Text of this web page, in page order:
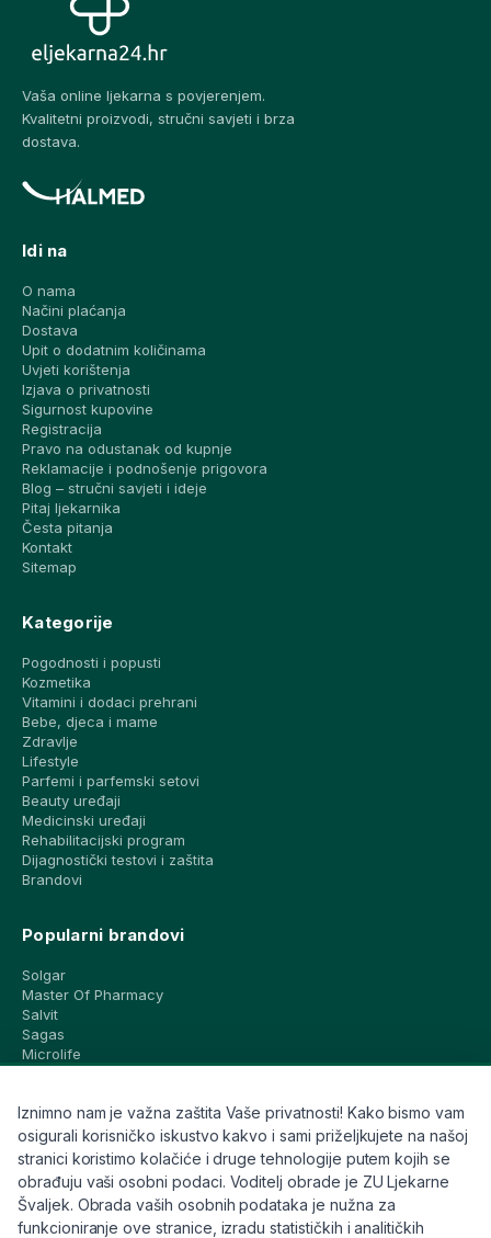
Vaša online ljekarna s povjerenjem.
Kvalitetni proizvodi, stručni savjeti i brza
dostava.
Idi na
O nama
Načini plaćanja
Dostava
Upit o dodatnim količinama
Uvjeti korištenja
Izjava o privatnosti
Sigurnost kupovine
Registracija
Pravo na odustanak od kupnje
Reklamacije i podnošenje prigovora
Blog – stručni savjeti i ideje
Pitaj ljekarnika
Česta pitanja
Kontakt
Sitemap
Kategorije
Pogodnosti i popusti
Kozmetika
Vitamini i dodaci prehrani
Bebe, djeca i mame
Zdravlje
Lifestyle
Parfemi i parfemski setovi
Beauty uređaji
Medicinski uređaji
Rehabilitacijski program
Dijagnostički testovi i zaštita
Brandovi
Popularni brandovi
Solgar
Master Of Pharmacy
Salvit
Sagas
Microlife
CeraVe
Eucerin
Avene
Bioderma
Svi brandovi
Iznimno nam je važna zaštita Vaše privatnosti! Kako bismo vam
osigurali korisničko iskustvo kakvo i sami priželjkujete na našoj
stranici koristimo kolačiće i druge tehnologije putem kojih se
obrađuju vaši osobni podaci. Voditelj obrade je ZU Ljekarne
Švaljek. Obrada vaših osobnih podataka je nužna za
funkcioniranje ove stranice, izradu statističkih i analitičkih